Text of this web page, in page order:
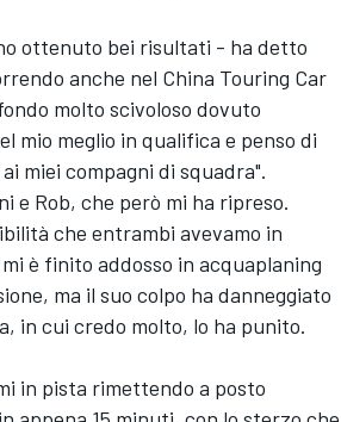
ottenuto bei risultati - ha detto
anche nel China Touring Car
molto scivoloso dovuto
mio meglio in qualifica e penso di
miei compagni di squadra".
e Rob, che però mi ha ripreso.
che entrambi avevamo in
è finito addosso in acquaplaning
ma il suo colpo ha danneggiato
in cui credo molto, lo ha punito.
in pista rimettendo a posto